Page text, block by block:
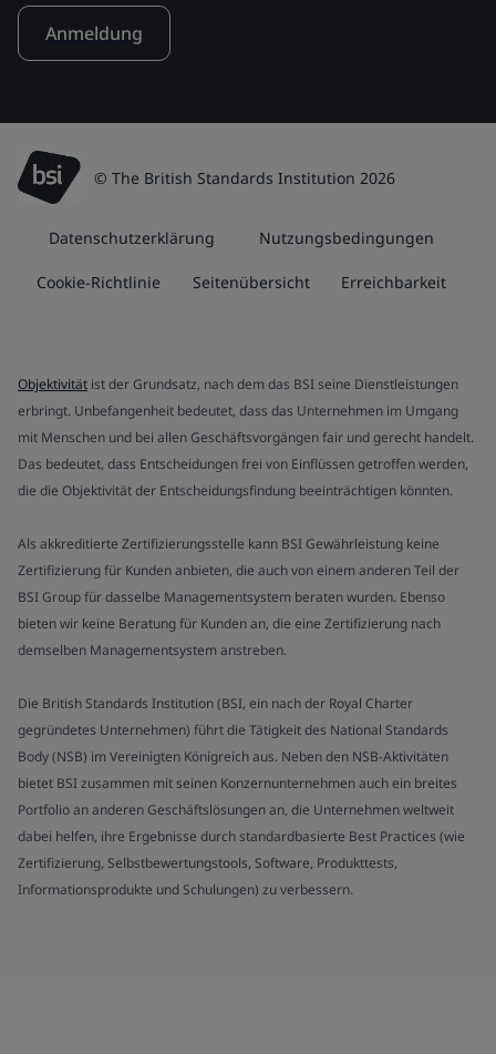
Anmeldung
© The British Standards Institution 2026
Datenschutzerklärung Nutzungsbedingungen
Cookie-Richtlinie Seitenübersicht Erreichbarkeit
Objektivität ist der Grundsatz, nach dem das BSI seine Dienstleistungen
erbringt. Unbefangenheit bedeutet, dass das Unternehmen im Umgang
mit Menschen und bei allen Geschäftsvorgängen fair und gerecht handelt.
Das bedeutet, dass Entscheidungen frei von Einflüssen getroffen werden,
die die Objektivität der Entscheidungsfindung beeinträchtigen könnten.
Als akkreditierte Zertifizierungsstelle kann BSI Gewährleistung keine
Zertifizierung für Kunden anbieten, die auch von einem anderen Teil der
BSI Group für dasselbe Managementsystem beraten wurden. Ebenso
bieten wir keine Beratung für Kunden an, die eine Zertifizierung nach
demselben Managementsystem anstreben.
Die British Standards Institution (BSI, ein nach der Royal Charter
gegründetes Unternehmen) führt die Tätigkeit des National Standards
Body (NSB) im Vereinigten Königreich aus. Neben den NSB-Aktivitäten
bietet BSI zusammen mit seinen Konzernunternehmen auch ein breites
Portfolio an anderen Geschäftslösungen an, die Unternehmen weltweit
dabei helfen, ihre Ergebnisse durch standardbasierte Best Practices (wie
Zertifizierung, Selbstbewertungstools, Software, Produkttests,
Informationsprodukte und Schulungen) zu verbessern.